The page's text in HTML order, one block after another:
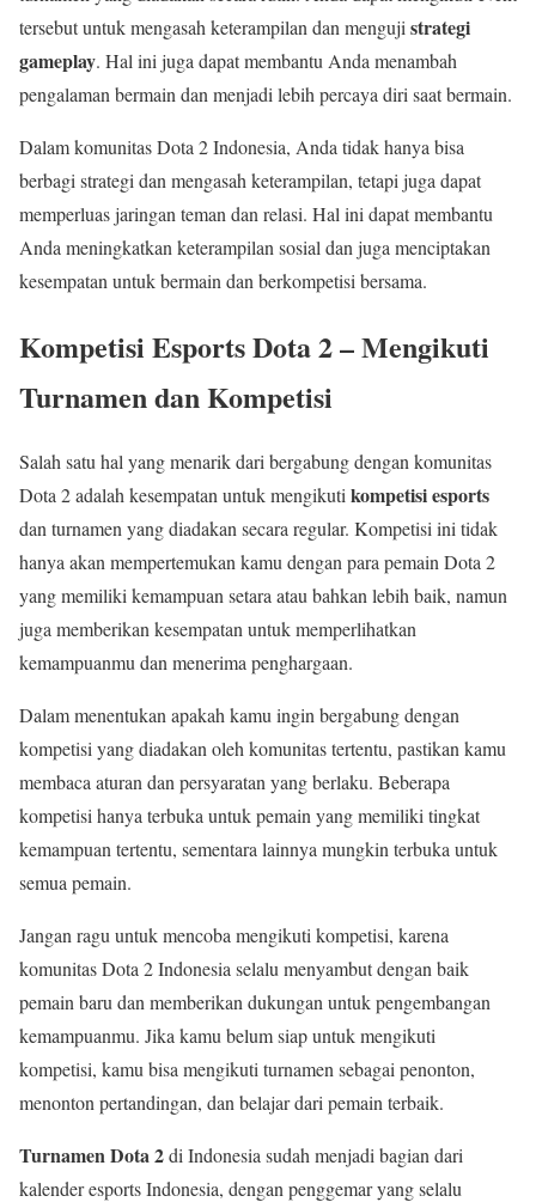
tersebut untuk mengasah keterampilan dan menguji strategi
gameplay. Hal ini juga dapat membantu Anda menambah
pengalaman bermain dan menjadi lebih percaya diri saat bermain.
Dalam komunitas Dota 2 Indonesia, Anda tidak hanya bisa
berbagi strategi dan mengasah keterampilan, tetapi juga dapat
memperluas jaringan teman dan relasi. Hal ini dapat membantu
Anda meningkatkan keterampilan sosial dan juga menciptakan
kesempatan untuk bermain dan berkompetisi bersama.
Kompetisi Esports Dota 2 – Mengikuti
Turnamen dan Kompetisi
Salah satu hal yang menarik dari bergabung dengan komunitas
Dota 2 adalah kesempatan untuk mengikutikompetisi esports
dan turnamen yang diadakan secara regular. Kompetisi ini tidak
hanya akan mempertemukan kamu dengan para pemain Dota 2
yang memiliki kemampuan setara atau bahkan lebih baik, namun
juga memberikan kesempatan untuk memperlihatkan
kemampuanmu dan menerima penghargaan.
Dalam menentukan apakah kamu ingin bergabung dengan
kompetisi yang diadakan oleh komunitas tertentu, pastikan kamu
membaca aturan dan persyaratan yang berlaku. Beberapa
kompetisi hanya terbuka untuk pemain yang memiliki tingkat
kemampuan tertentu, sementara lainnya mungkin terbuka untuk
semua pemain.
Jangan ragu untuk mencoba mengikuti kompetisi, karena
komunitas Dota 2 Indonesia selalu menyambut dengan baik
pemain baru dan memberikan dukungan untuk pengembangan
kemampuanmu. Jika kamu belum siap untuk mengikuti
kompetisi, kamu bisa mengikuti turnamen sebagai penonton,
menonton pertandingan, dan belajar dari pemain terbaik.
Turnamen Dota 2di Indonesia sudah menjadi bagian dari
kalender esports Indonesia, dengan penggemar yang selalu